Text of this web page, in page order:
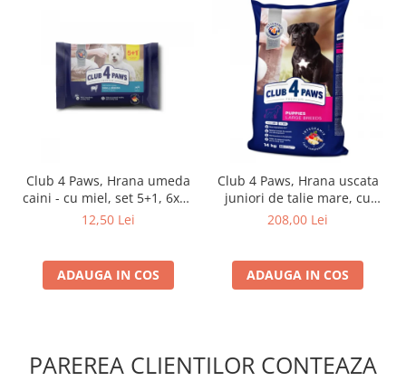
Club 4 Paws, Hrana umeda
caini - cu miel, set 5+1, 6x80
g
12,50 Lei
ADAUGA IN COS
Club 4 Paws, Hrana uscata
juniori de talie mare, cu
pui, 14kg
208,00 Lei
ADAUGA IN COS
PAREREA CLIENTILOR CONTEAZA